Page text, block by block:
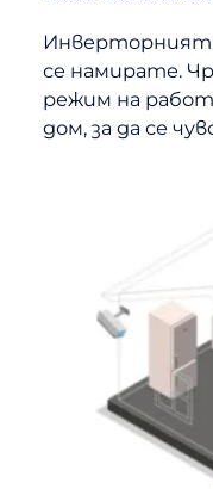
Инверторният
се намирате.
режим на
дом, за да се